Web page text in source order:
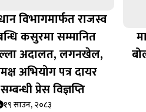
विभागमार्फत राजस्व
कसुरमा सम्मानित
अदालत, लगनखेल,
अभियोग पत्र दायर
प्रेस विज्ञप्ति
१९ साउन, २०८३